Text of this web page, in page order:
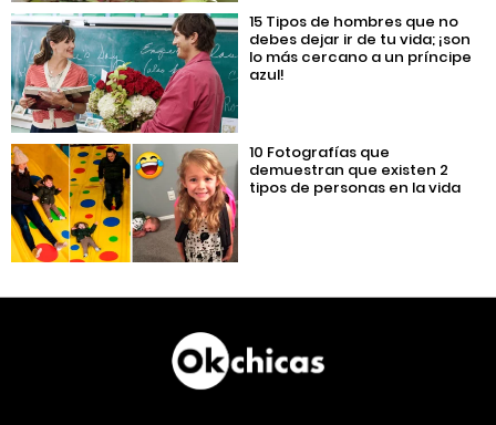
15 Tipos de hombres que no
debes dejar ir de tu vida; ¡son
lo más cercano a un príncipe
azul!
10 Fotografías que
demuestran que existen 2
tipos de personas en la vida